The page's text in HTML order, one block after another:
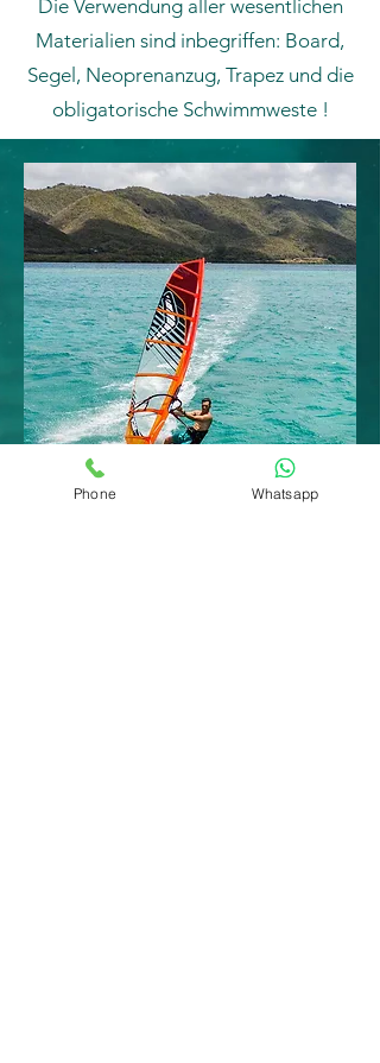
Die Verwendung aller wesentlichen
Materialien sind inbegriffen: Board,
Segel, Neoprenanzug, Trapez und die
obligatorische Schwimmweste !
Phone Whatsapp